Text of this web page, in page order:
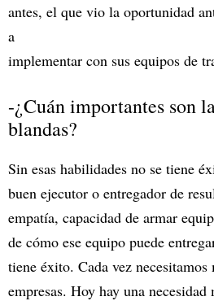
antes, el que vio la oportunidad
a
implementar con sus equipos de
-¿Cuán importantes son
blandas?
Sin esas habilidades no se tiene
buen ejecutor o entregador de
empatía, capacidad de armar
de cómo ese equipo puede
tiene éxito. Cada vez
empresas. Hoy hay una necesidad